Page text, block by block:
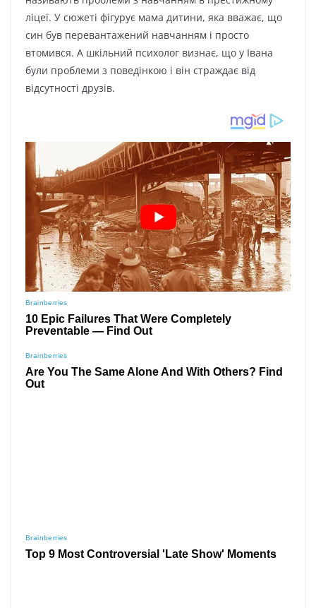
ліцеї. У сюжеті фігурує мама дитини, яка вважає, що
син був перевантажений навчанням і просто
втомився. А шкільний психолог визнає, що у Івана
були проблеми з поведінкою і він страждає від
відсутності друзів.